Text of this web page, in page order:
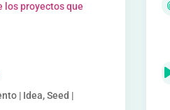
los proyectos que
| Idea, Seed |